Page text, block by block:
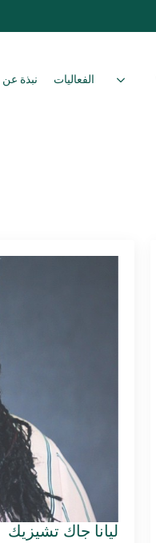
الفعاليات نبذة عن
ليانا جاك تشيزيك